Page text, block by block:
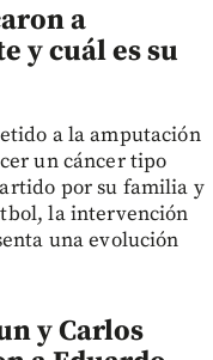
a
y cuál es su
a la amputación
un cáncer tipo
por su familia y
la intervención
una evolución
y Carlos